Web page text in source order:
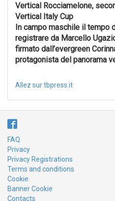
Vertical Rocciamelone,
Vertical Italy Cup
In campo maschile il tempo
registrare da Marcello
firmato dall’evergreen
protagonista del panorama
Allez sur tbpress.it
FAQ
Privacy
Privacy Registrations
Terms and conditions
Cookie
Banner Cookie
Contacts